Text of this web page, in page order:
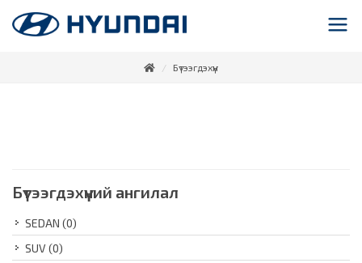
Бүтээгдэхүүн
Бүтээгдэхүүний ангилал
SEDAN (0)
SUV(0)